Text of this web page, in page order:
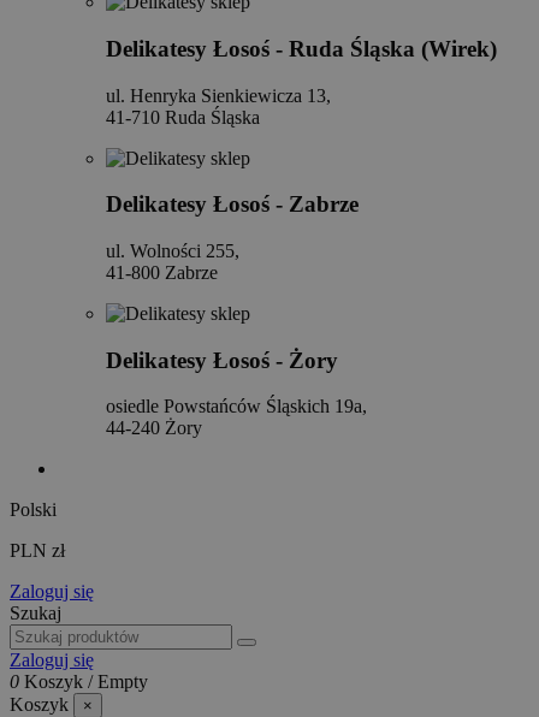
Delikatesy Łosoś - Ruda Śląska (Wirek)
ul. Henryka Sienkiewicza 13,
41-710 Ruda Śląska
Delikatesy Łosoś - Zabrze
ul. Wolności 255,
41-800 Zabrze
Delikatesy Łosoś - Żory
osiedle Powstańców Śląskich 19a,
44-240 Żory
Polski
PLN zł
Zaloguj się
Szukaj
Zaloguj się
0 Koszyk /Empty
Koszyk
×